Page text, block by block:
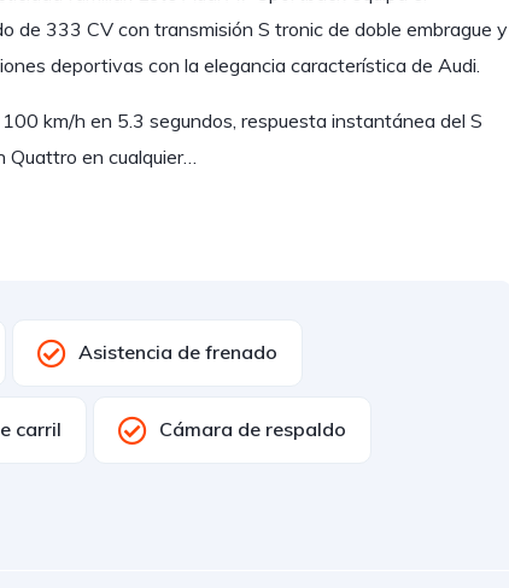
de 333 CV con transmisión S tronic de doble embrague y
deportivas con la elegancia característica de Audi.
km/h en 5.3 segundos, respuesta instantánea del S
Quattro en cualquier…
Asistencia de frenado
carril Cámara de respaldo